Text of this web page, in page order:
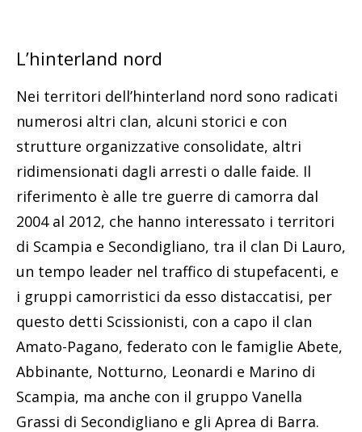
L’hinterland nord
Nei territori dell’hinterland nord sono radicati
numerosi altri clan, alcuni storici e con
strutture organizzative consolidate, altri
ridimensionati dagli arresti o dalle faide. Il
riferimento è alle tre guerre di camorra dal
2004 al 2012, che hanno interessato i territori
di Scampia e Secondigliano, tra il clan Di Lauro,
un tempo leader nel traffico di stupefacenti, e
i gruppi camorristici da esso distaccatisi, per
questo detti Scissionisti, con a capo il clan
Amato-Pagano, federato con le famiglie Abete,
Abbinante, Notturno, Leonardi e Marino di
Scampia, ma anche con il gruppo Vanella
Grassi di Secondigliano e gli Aprea di Barra.